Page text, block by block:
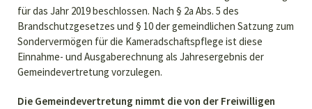
für das Jahr 2019 beschlossen. Nach § 2a Abs. 5 des
Brandschutzgesetzes und § 10 der gemeindlichen Satzung zum
Sondervermögen für die Kameradschaftspflege ist diese
Einnahme- und Ausgaberechnung als Jahresergebnis der
Gemeindevertretung vorzulegen.
Die Gemeindevertretung nimmt die von der Freiwilligen